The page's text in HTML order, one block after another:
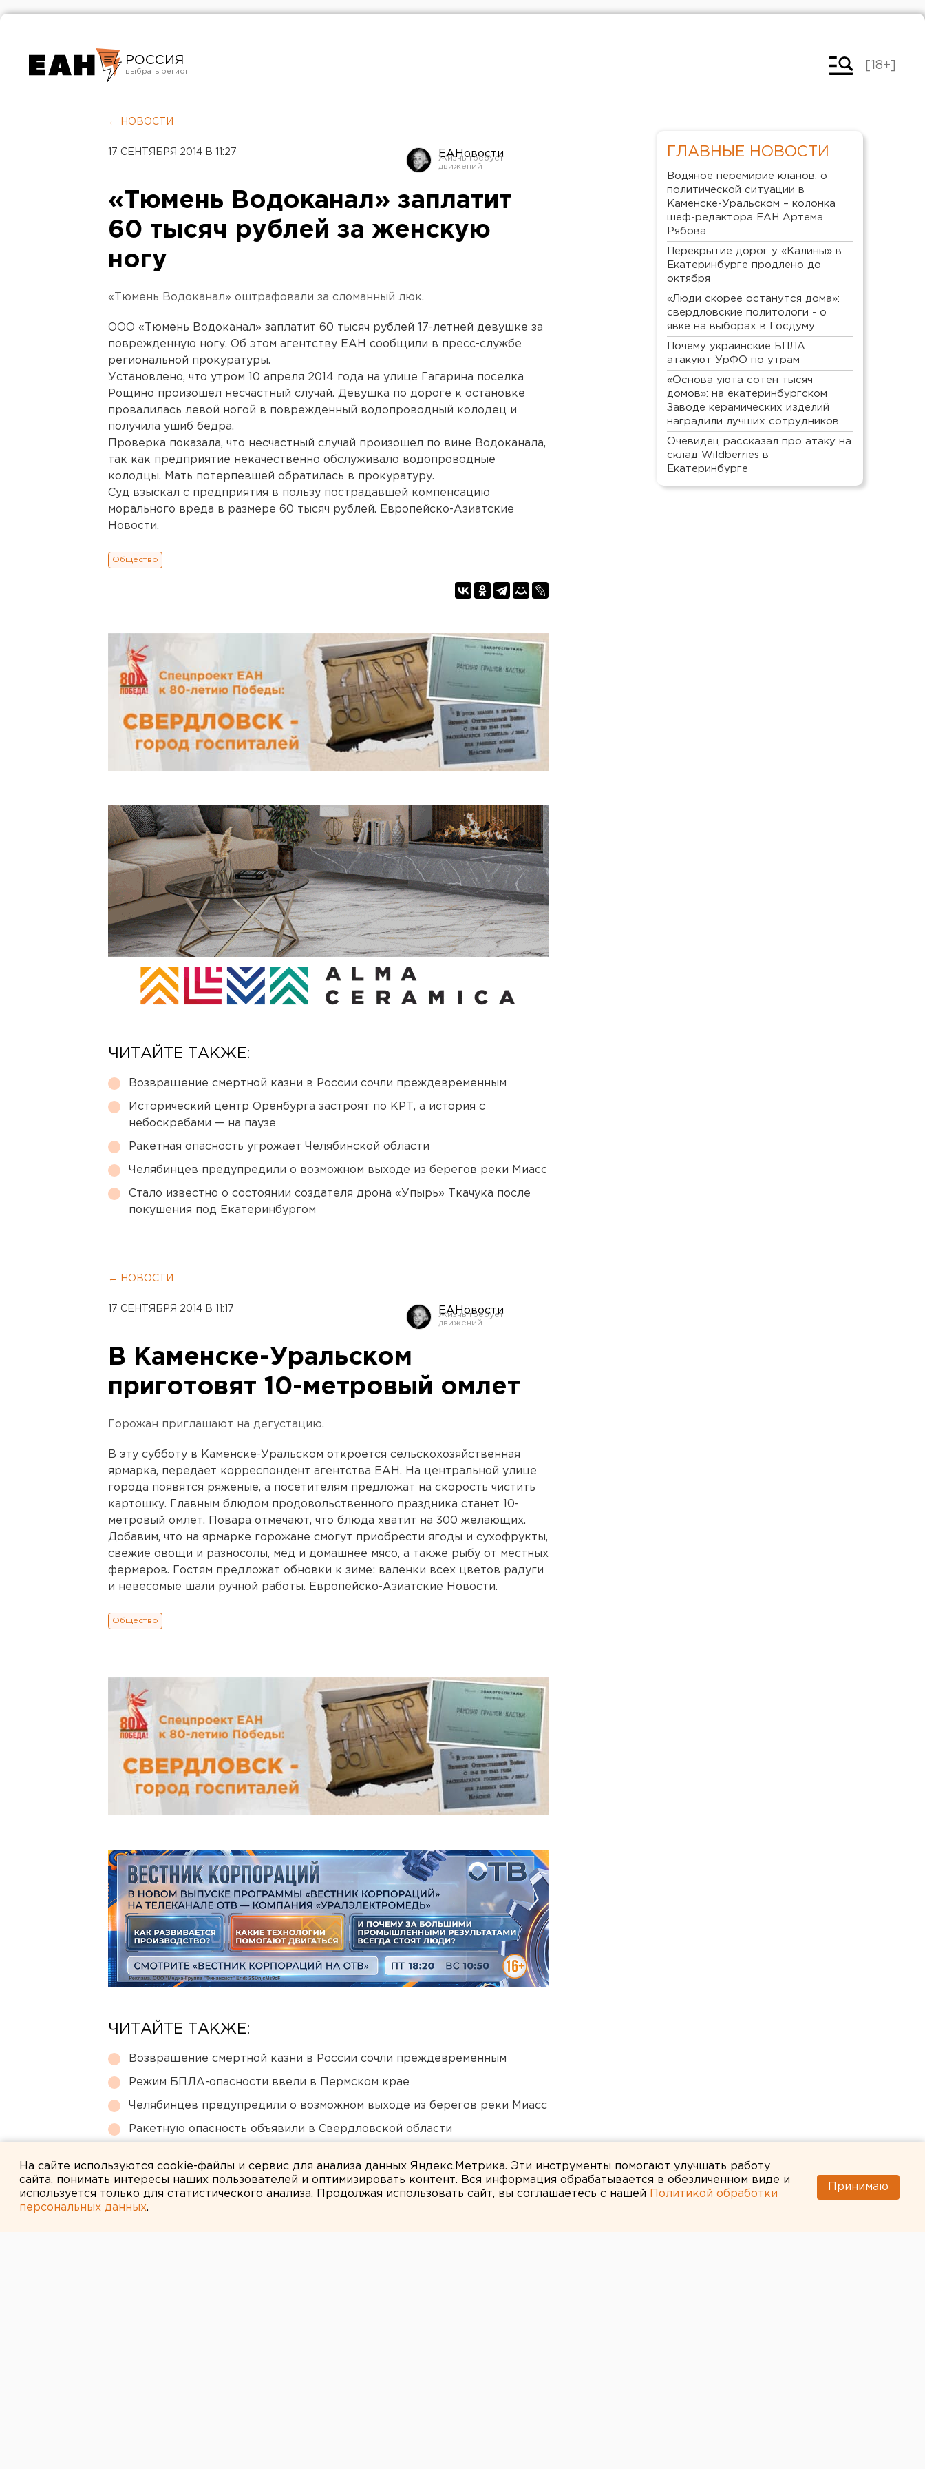
РОССИЯ
Челябинск
[18+]
← НОВОСТИ
17 СЕНТЯБРЯ 2014 В 11:27 ЕАНовости
«Тюмень Водоканал» заплатит
60 тысяч рублей за женскую
ногу
«Тюмень Водоканал» оштрафовали за сломанный люк.
ООО «Тюмень Водоканал» заплатит 60 тысяч рублей 17-летней девушке за
поврежденную ногу. Об этом агентству ЕАН сообщили в пресс-службе
региональной прокуратуры.
Установлено, что утром 10 апреля 2014 года на улице Гагарина поселка
Рощино произошел несчастный случай. Девушка по дороге к остановке
провалилась левой ногой в поврежденный водопроводный колодец и
получила ушиб бедра.
Проверка показала, что несчастный случай произошел по вине Водоканала,
так как предприятие некачественно обслуживало водопроводные
колодцы. Мать потерпевшей обратилась в прокуратуру.
Суд взыскал с предприятия в пользу пострадавшей компенсацию
морального вреда в размере 60 тысяч рублей. Европейско-Азиатские
Новости.
Общество
ЧИТАЙТЕ ТАКЖЕ:
Возвращение смертной казни в России сочли преждевременным
Исторический центр Оренбурга застроят по КРТ, а история с
небоскребами — на паузе
Ракетная опасность угрожает Челябинской области
Челябинцев предупредили о возможном выходе из берегов реки Миасс
Стало известно о состоянии создателя дрона «Упырь» Ткачука после
покушения под Екатеринбургом
← НОВОСТИ
17 СЕНТЯБРЯ 2014 В 11:17 ЕАНовости
В Каменске-Уральском
приготовят 10-метровый омлет
Горожан приглашают на дегустацию.
В эту субботу в Каменске-Уральском откроется сельскохозяйственная
ярмарка, передает корреспондент агентства ЕАН. На центральной улице
города появятся ряженые, а посетителям предложат на скорость чистить
картошку. Главным блюдом продовольственного праздника станет 10-
метровый омлет. Повара отмечают, что блюда хватит на 300 желающих.
Добавим, что на ярмарке горожане смогут приобрести ягоды и сухофрукты,
свежие овощи и разносолы, мед и домашнее мясо, а также рыбу от местных
фермеров. Гостям предложат обновки к зиме: валенки всех цветов радуги
и невесомые шали ручной работы. Европейско-Азиатские Новости.
Общество
ЧИТАЙТЕ ТАКЖЕ:
Возвращение смертной казни в России сочли преждевременным
Режим БПЛА-опасности ввели в Пермском крае
Челябинцев предупредили о возможном выходе из берегов реки Миасс
Ракетную опасность объявили в Свердловской области
ГЛАВНЫЕ НОВОСТИ
Водяное перемирие кланов: о
политической ситуации в
Каменске-Уральском – колонка
шеф-редактора ЕАН Артема
Рябова
Перекрытие дорог у «Калины» в
Екатеринбурге продлено до
октября
«Люди скорее останутся дома»:
свердловские политологи - о
явке на выборах в Госдуму
Почему украинские БПЛА
атакуют УрФО по утрам
«Основа уюта сотен тысяч
домов»: на екатеринбургском
Заводе керамических изделий
наградили лучших сотрудников
Очевидец рассказал про атаку на
склад Wildberries в
Екатеринбурге
На сайте используются cookie-файлы и сервис для анализа данных Яндекс.Метрика. Эти инструменты помогают улучшать работу
сайта, понимать интересы наших пользователей и оптимизировать контент. Вся информация обрабатывается в обезличенном виде и
используется только для статистического анализа. Продолжая использовать сайт, вы соглашаетесь с нашей
Политикой обработки
персональных данных.
Принимаю